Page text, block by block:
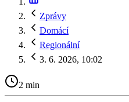
Zprávy
Domácí
Regionální
3. 6. 2026, 10:02
2 min